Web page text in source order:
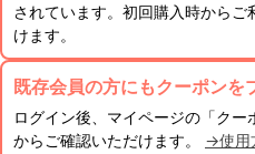
されています。初回購入時からご
けます。
既存会員の方にもクーポンを
ログイン後、マイページの「クー
からご確認いただけます。 →使用